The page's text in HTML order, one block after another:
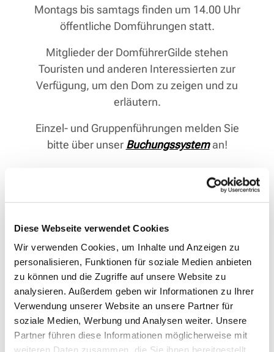
Diese Webseite verwendet Cookies
Wir verwenden Cookies, um Inhalte und Anzeigen zu
personalisieren, Funktionen für soziale Medien anbieten
zu können und die Zugriffe auf unsere Website zu
analysieren. Außerdem geben wir Informationen zu Ihrer
Verwendung unserer Website an unsere Partner für
soziale Medien, Werbung und Analysen weiter. Unsere
Partner führen diese Informationen möglicherweise mit
weiteren Daten zusammen, die Sie ihnen bereitgestellt
Montags bis samtags finden um 14.00 Uhr
öffentliche Domführungen statt.
Mitglieder der DomführerGilde stehen
Touristen und anderen Interessierten zur
Verfügung, um den Dom zu zeigen und zu
erläutern.
Einzel- und Gruppenführungen melden Sie
bitte über unser Buchungssysteman!